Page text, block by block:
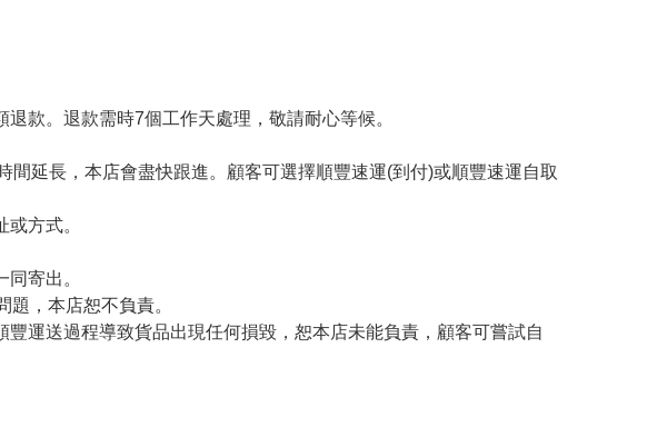
款。退款需時7個工作天處理，敬請耐心等候。
延長，本店會盡快跟進。顧客可選擇順豐速運(到付)或順豐速運自取
方式。
寄出。
，本店恕不負責。
送過程導致貨品出現任何損毀，恕本店未能負責，顧客可嘗試自